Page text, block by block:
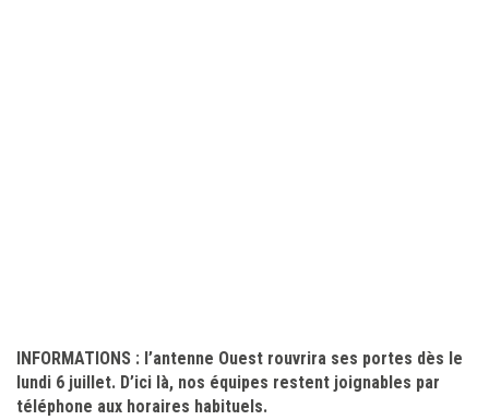
INFORMATIONS : l’antenne Ouest rouvrira ses portes dès le
lundi 6 juillet. D’ici là, nos équipes restent joignables par
téléphone aux horaires habituels.